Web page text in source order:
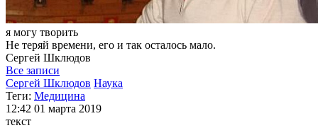
я могу творить
Не теряй времени, его и так осталось мало.
Сергей Шклюдов
Все записи
Сергей Шклюдов Наука
Теги: Медицина
12:42 01 марта 2019
текст